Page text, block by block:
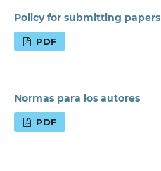
Policy for submitting papers
PDF
Normas para los autores
PDF